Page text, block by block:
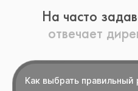
На часто
отвечает
Как выбрать правильный